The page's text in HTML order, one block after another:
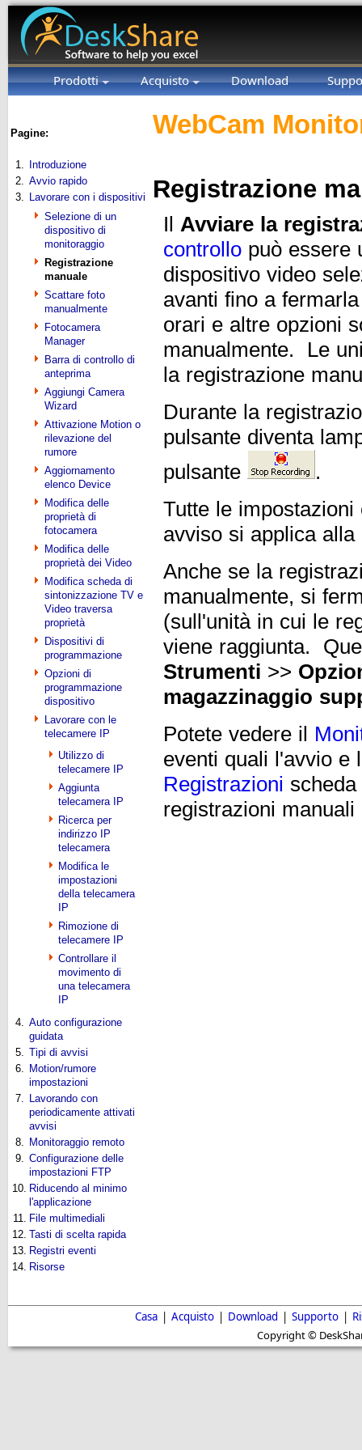
Prodotti Acquisto Download
Pagine:
1.
Introduzione
2. Avvio rapido
3. Lavorare con i dispositivi
Selezione di un
dispositivo di
monitoraggio
Registrazione
manuale
Scattare foto
manualmente
Fotocamera
Manager
Barra di controllo di
anteprima
Aggiungi Camera
Wizard
Attivazione Motion o
rilevazione del
rumore
Aggiornamento
elenco Device
Modifica delle
proprietà di
fotocamera
Modifica delle
proprietà dei Video
Modifica scheda di
sintonizzazione TV e
Video traversa
proprietà
Dispositivi di
programmazione
Opzioni di
programmazione
dispositivo
Lavorare con le
telecamere IP
Utilizzo di
telecamere IP
Aggiunta
telecamera IP
Ricerca per
indirizzo IP
telecamera
Modifica le
impostazioni
della telecamera
IP
Rimozione di
telecamere IP
Controllare il
movimento di
una telecamera
IP
4. Auto configurazione
guidata
5. Tipi di avvisi
6. Motion/rumore
impostazioni
7. Lavorando con
periodicamente attivati
avvisi
8. Monitoraggio remoto
9. Configurazione delle
impostazioni FTP
10. Riducendo al minimo
l'applicazione
11. File multimediali
12. Tasti di scelta rapida
13. Registri eventi
14. Risorse
WebCam
Registrazione
Il Avviare la
controllo può essere
dispositivo video
avanti fino a
orari e altre opzioni
manualmente. Le
la registrazione
Durante la
pulsante diventa
pulsante
.
Tutte le
avviso si applica
Anche se la
manualmente, si
(sull'unità in cui le
viene raggiunta.
Strumenti >>
magazzinaggio
Potete vedere il
eventi quali l'avvio e
Registrazioni
registrazioni
Casa | Acquisto | Download | Supporto |
Copyright ©